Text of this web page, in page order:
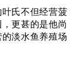
氏不但经营菠
更甚的是他尚
淡水鱼养殖场